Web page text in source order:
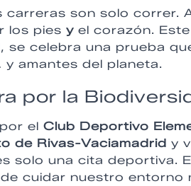
carreras son solo correr.
los pies y el corazón.
, se celebra una prueba
amantes del planeta.
por la
el Club Deportivo
de Rivas-Vaciamadrid y
solo una cita deportiva.
cuidar nuestro entorno